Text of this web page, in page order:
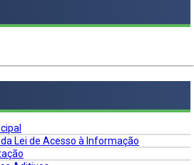
Lei de Acesso à Informação